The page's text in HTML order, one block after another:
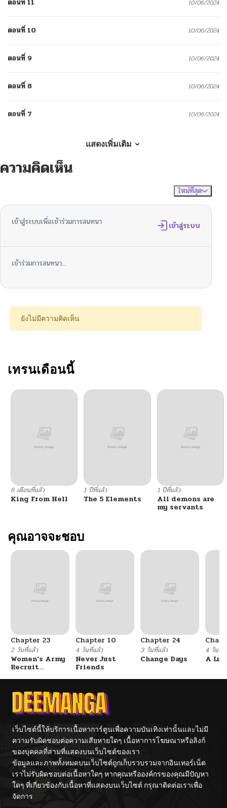
10/06/2024
ตอนที่ 10 10/06/2024
ตอนที่ 9 10/06/2024
ตอนที่ 8 10/06/2024
ตอนที่ 7 10/06/2024
ตอนที่ 5
10/06/2024
ตอนที่ 3 10/06/2024
10/06/2024
แสดงเพิ่มเติม
ความคิดเห็น
ใหม่ที่สุด
เข้าสู่ระบบเพื่อเข้าร่วมการสนทนา เข้าสู่ระบบ
เข้าร่วมการสนทนา...
ยังไม่มีความคิดเห็น
เทรนเดือนนี้
6 เดือนที่แล้ว
King From Hell
1 ปีที่แล้ว
The 5 Elements
1 ปีที่แล้ว
All demons are
my servants
คุณอาจจะชอบ
Chapter 23
2 วันที่แล้ว
Women’s Army
Recruit
Chapter 10
4 วันที่แล้ว
Never Just
Friends
Chapter 24
3 วันที่แล้ว
Change Days
4 วันที่
A
เว็บไซต์นี้ให้บริการเนื้อหาการ์ตูนเพื่อความบันเทิงเท่านั้นและไม่มี
ความรับผิดชอบต่อความเสียหายใดๆ เนื้อหาการโฆษณาหรือลิงก์
ของบุคคลที่สามที่แสดงบนเว็บไซต์ของเรา
ข้อมูลและภาพทั้งหมดบนเว็บไซต์ถูกเก็บรวบรวมจากอินเทอร์เน็ต
เราไม่รับผิดชอบต่อเนื้อหาใดๆ หากคุณหรือองค์กรของคุณมีปัญหา
ใดๆ ที่เกี่ยวข้องกับเนื้อหาที่แสดงบนเว็บไซต์ กรุณาติดต่อเราเพื่อ
จัดการ